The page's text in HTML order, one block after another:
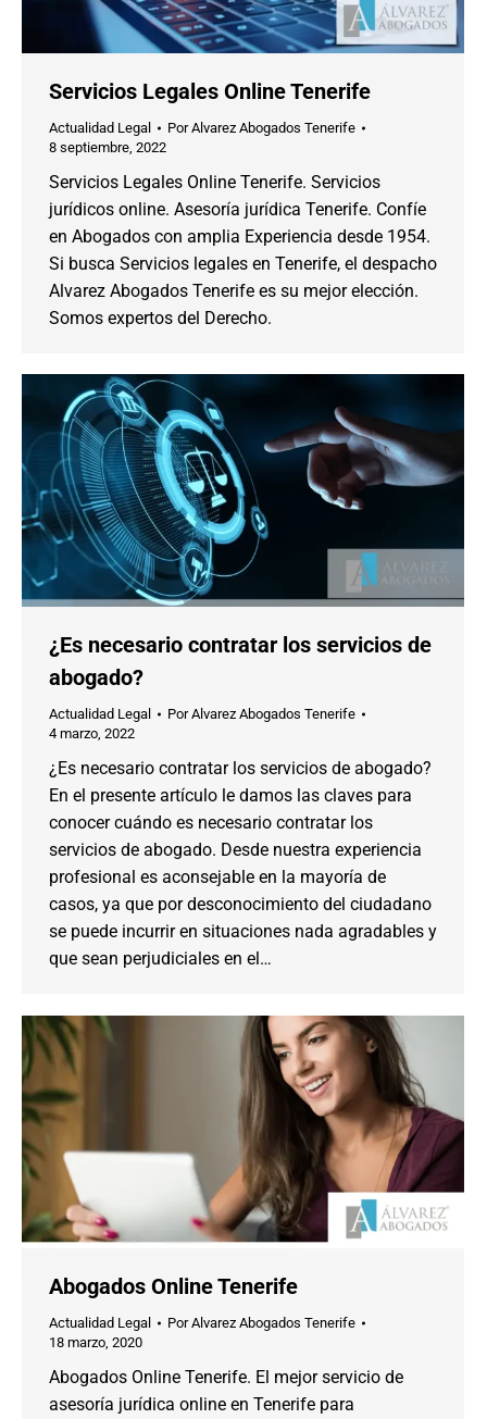
Servicios Legales Online Tenerife
Actualidad Legal PorAlvarez Abogados Tenerife
8 septiembre, 2022
Servicios Legales Online Tenerife. Servicios
jurídicos online. Asesoría jurídica Tenerife. Confíe
en Abogados con amplia Experiencia desde 1954.
Si busca Servicios legales en Tenerife, el despacho
Alvarez Abogados Tenerife es su mejor elección.
Somos expertos del Derecho.
¿Es necesario contratar los servicios de
abogado?
Actualidad Legal PorAlvarez Abogados Tenerife
4 marzo, 2022
¿Es necesario contratar los servicios de abogado?
En el presente artículo le damos las claves para
conocer cuándo es necesario contratar los
servicios de abogado. Desde nuestra experiencia
profesional es aconsejable en la mayoría de
casos, ya que por desconocimiento del ciudadano
se puede incurrir en situaciones nada agradables y
que sean perjudiciales en el…
Abogados Online Tenerife
Actualidad Legal PorAlvarez Abogados Tenerife
18 marzo, 2020
Abogados Online Tenerife. El mejor servicio de
asesoría jurídica online en Tenerife para